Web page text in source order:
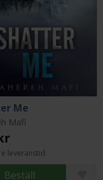
Me
Mafi
leveranstid
Beställ